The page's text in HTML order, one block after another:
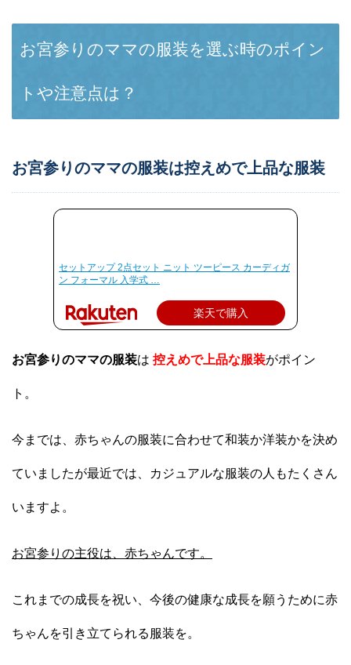
お宮参りのママの服装を選ぶ時のポイン
トや注意点は？
お宮参りのママの服装は控えめで上品な服装
セットアップ 2点セット ニット ツーピース カーディガ
ン フォーマル 入学式 …
楽天で購入
お宮参りのママの服装は 控えめで上品な服装がポイン
ト。
今までは、赤ちゃんの服装に合わせて和装か洋装かを決め
ていましたが最近では、カジュアルな服装の人もたくさん
いますよ。
お宮参りの主役は、赤ちゃんです。
これまでの成長を祝い、今後の健康な成長を願うために赤
ちゃんを引き立てられる服装を。